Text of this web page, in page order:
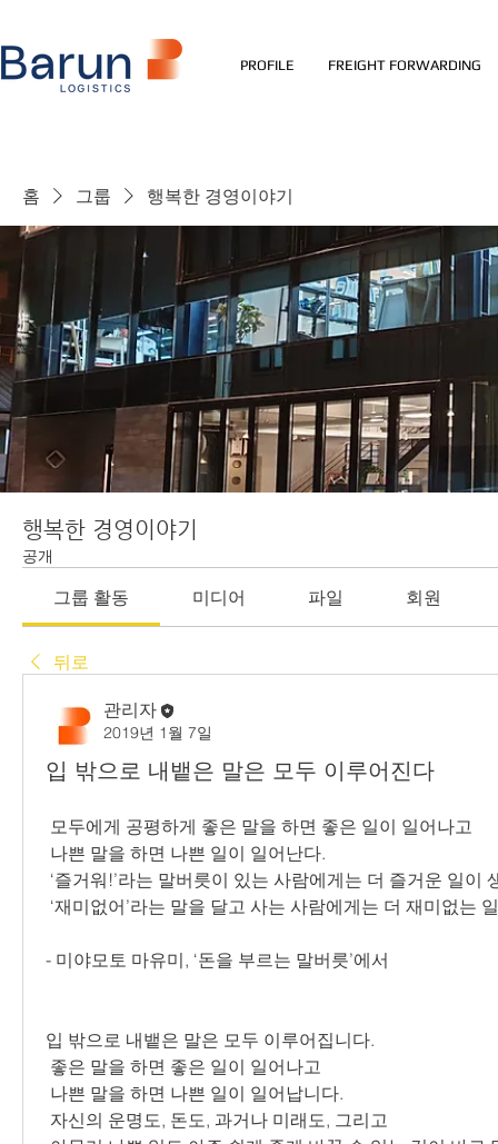
PROFILE FREIGHT FORWARDING
홈 그룹 행복한 경영이야기
행복한 경영이야기
공개
그룹 활동 미디어 파일 회원
뒤로
관리자
2019년 1월 7일
입 밖으로 내뱉은 말은 모두 이루어진다
모두에게 공평하게 좋은 말을 하면 좋은 일이 일어나고
나쁜 말을 하면 나쁜 일이 일어난다.
‘즐거워!’라는 말버릇이 있는 사람에게는 더 즐거운 일이
‘재미없어’라는 말을 달고 사는 사람에게는 더 재미없는
- 미야모토 마유미, ‘돈을 부르는 말버릇’에서
입 밖으로 내뱉은 말은 모두 이루어집니다.
좋은 말을 하면 좋은 일이 일어나고
나쁜 말을 하면 나쁜 일이 일어납니다.
자신의 운명도, 돈도, 과거나 미래도, 그리고